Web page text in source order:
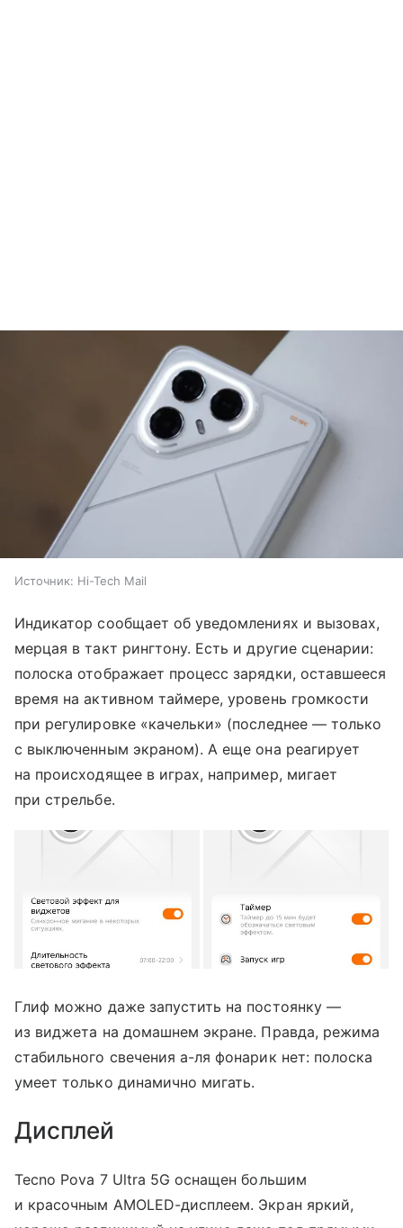
Источник: Hi-Tech Mail
Индикатор сообщает об уведомлениях и вызовах,
мерцая в такт рингтону. Есть и другие сценарии:
полоска отображает процесс зарядки, оставшееся
время на активном таймере, уровень громкости
при регулировке «качельки» (последнее — только
с выключенным экраном). А еще она реагирует
на происходящее в играх, например, мигает
при стрельбе.
Глиф можно даже запустить на постоянку —
из виджета на домашнем экране. Правда, режима
стабильного свечения а-ля фонарик нет: полоска
умеет только динамично мигать.
Дисплей
Tecno Pova 7 Ultra 5G оснащен большим
и красочным AMOLED-дисплеем. Экран яркий,